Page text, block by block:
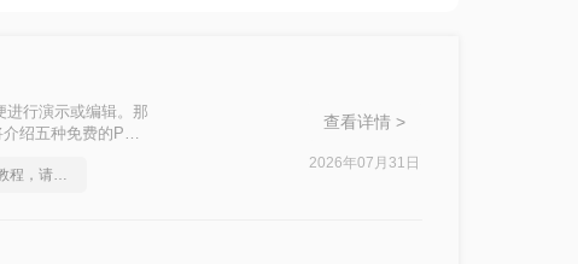
进行演示或编辑。那
绍五种免费的PDF
这份pdf格式转ppt教程，请收好！
查看详情 >
2026年07月31日